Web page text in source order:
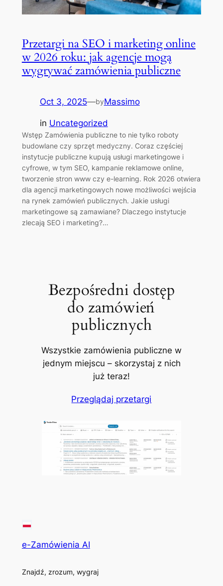
Przetargi na SEO i marketing online
w 2026 roku: jak agencje mogą
wygrywać zamówienia publiczne
Oct 3, 2025—byMassimo
in Uncategorized
Wstęp Zamówienia publiczne to nie tylko roboty
budowlane czy sprzęt medyczny. Coraz częściej
instytucje publiczne kupują usługi marketingowe i
cyfrowe, w tym SEO, kampanie reklamowe online,
tworzenie stron www czy e-learning. Rok 2026 otwiera
dla agencji marketingowych nowe możliwości wejścia
na rynek zamówień publicznych. Jakie usługi
marketingowe są zamawiane? Dlaczego instytucje
zlecają SEO i marketing?…
Bezpośredni dostęp
do zamówień
publicznych
Wszystkie zamówienia publiczne w
jednym miejscu – skorzystaj z nich
już teraz!
Przeglądaj przetargi
e-Zamówienia AI
Znajdź, zrozum, wygraj